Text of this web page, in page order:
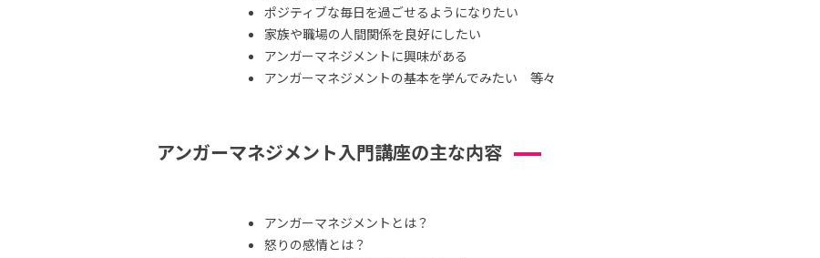
ポジティブな毎日を過ごせるようになりたい
家族や職場の人間関係を良好にしたい
アンガーマネジメントに興味がある
アンガーマネジメントの基本を学んでみたい 等々
アンガーマネジメント入門講座の主な内容
アンガーマネジメントとは？
怒りの感情とは？